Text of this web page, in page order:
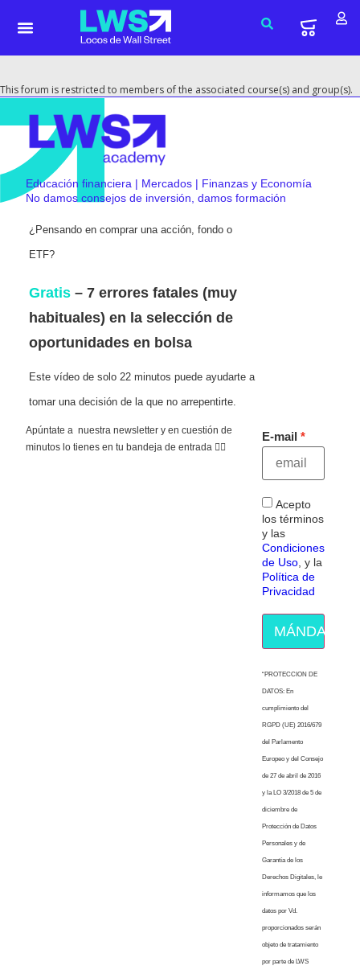
This forum is restricted to members of the associated course(s) and group(s).
Educación financiera | Mercados | Finanzas y Economía
No damos consejos de inversión, damos formación
¿Pensando en comprar una acción, fondo o
ETF?
Gratis – 7 errores fatales (muy
habituales) en la selección de
oportunidades en bolsa
Este vídeo de solo 22 minutos puede ayudarte a
tomar una decisión de la que no arrepentirte.
Apúntate a nuestra newsletter y en cuestión de
minutos lo tienes en tu bandeja de entrada 👇🏻
E-mail
Acepto
los términos
y las
Condiciones
de Uso, y la
Política de
Privacidad
MÁNDAME
“PROTECCION DE
DATOS: En
cumplimiento del
RGPD (UE) 2016/679
del Parlamento
Europeo y del Consejo
de 27 de abril de 2016
y la LO 3/2018 de 5 de
diciembre de
Protección de Datos
Personales y de
Garantía de los
Derechos Digitales, le
informamos que los
datos por Vd.
proporcionados serán
objeto de tratamiento
por parte de LWS